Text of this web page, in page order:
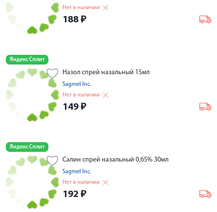
Нет в наличии
188 ₽
Яндекс Сплит
Назол спрей назальный 15мл
Sagmel Inc.
Нет в наличии
149 ₽
Яндекс Сплит
Салин спрей назальный 0,65% 30мл
Sagmel Inc.
Нет в наличии
192 ₽